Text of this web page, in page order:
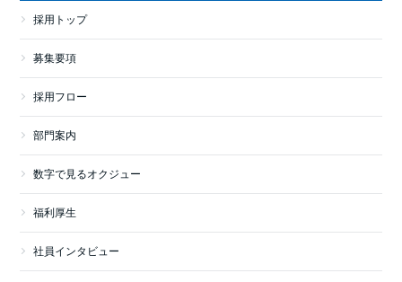
採用トップ
募集要項
採用フロー
部門案内
数字で見るオクジュー
福利厚生
社員インタビュー